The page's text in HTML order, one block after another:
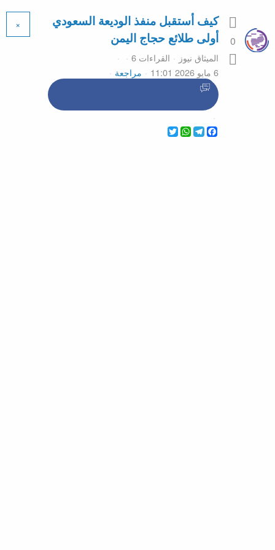
0
كيف أستقبل منفذ الوديعة السعودي
أولى طلائع حجاج اليمن
الميثاق نيوز
القراءات 6
6 مايو 2026 11:01
مراجعة
Twitter
WhatsApp
Telegram
Facebook
×